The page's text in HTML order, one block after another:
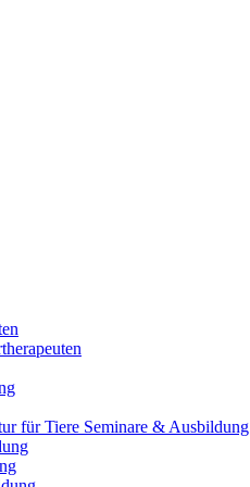
für Tiere Seminare & Ausbildung